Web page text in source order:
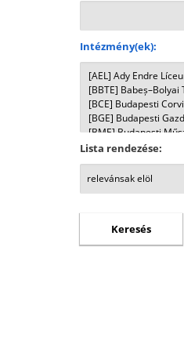
Intézmény(ek):
Lista rendezése: